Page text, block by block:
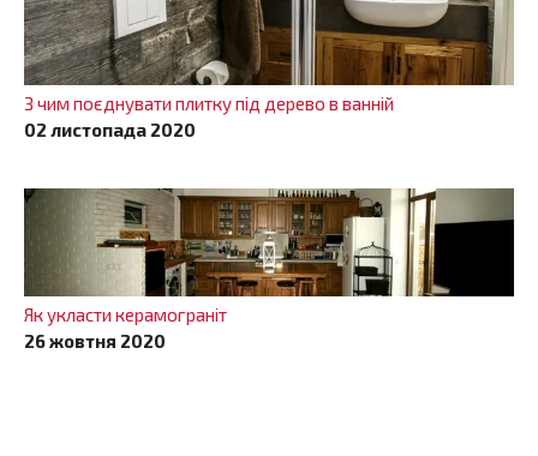
З чим поєднувати плитку під дерево в ванній
02 листопада 2020
Як укласти керамограніт
26 жовтня 2020